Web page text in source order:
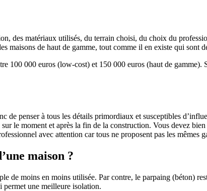
des matériaux utilisés, du terrain choisi, du choix du
maisons de haut de gamme, tout comme il en existe qui sont
100 000 euros (low-cost) et 150 000 euros (haut de
penser à tous les détails primordiaux et susceptibles
le moment et après la fin de la construction. Vous devez
avec attention car tous ne proposent pas les mêmes
maison ?
de moins en moins utilisée. Par contre, le parpaing (béton)
permet une meilleure isolation.